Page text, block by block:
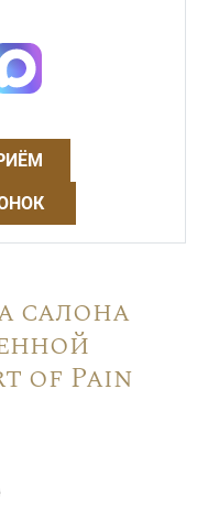
салона
of Pain